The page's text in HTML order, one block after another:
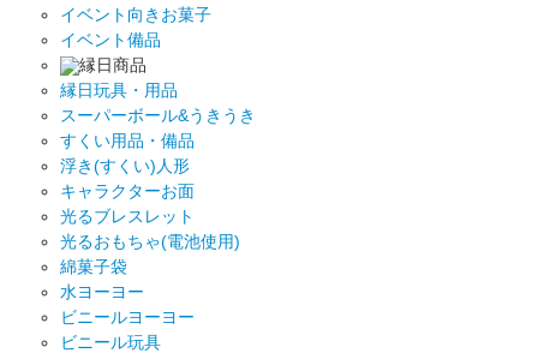
イベント向きお菓子
イベント備品
縁日商品
縁日玩具・用品
スーパーボール&うきうき
すくい用品・備品
浮き(すくい)人形
キャラクターお面
光るブレスレット
光るおもちゃ(電池使用)
綿菓子袋
水ヨーヨー
ビニールヨーヨー
ビニール玩具